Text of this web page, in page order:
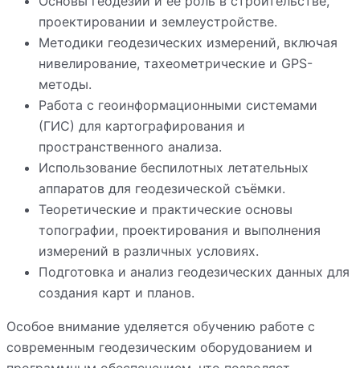
проектировании и землеустройстве.
Методики геодезических измерений, включая
нивелирование, тахеометрические и GPS-
методы.
Работа с геоинформационными системами
(ГИС) для картографирования и
пространственного анализа.
Использование беспилотных летательных
аппаратов для геодезической съёмки.
Теоретические и практические основы
топографии, проектирования и выполнения
измерений в различных условиях.
Подготовка и анализ геодезических данных для
создания карт и планов.
Особое внимание уделяется обучению работе с
современным геодезическим оборудованием и